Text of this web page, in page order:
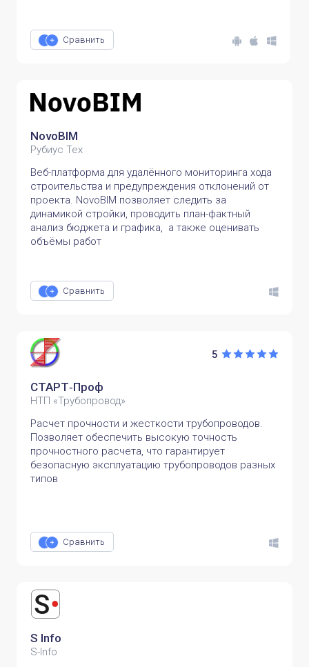
Сравнить
NovoBIM
Рубиус Тех
Веб-платформа для удалённого мониторинга хода
строительства и предупреждения отклонений от
проекта. NovoBIM позволяет следить за
динамикой стройки, проводить план-фактный
анализ бюджета и графика, а также оценивать
объёмы работ
Сравнить
5
СТАРТ‑Проф
НТП «Трубопровод»
Расчет прочности и жесткости трубопроводов.
Позволяет обеспечить высокую точность
прочностного расчета, что гарантирует
безопасную эксплуатацию трубопроводов разных
типов
Сравнить
S Info
S-Info